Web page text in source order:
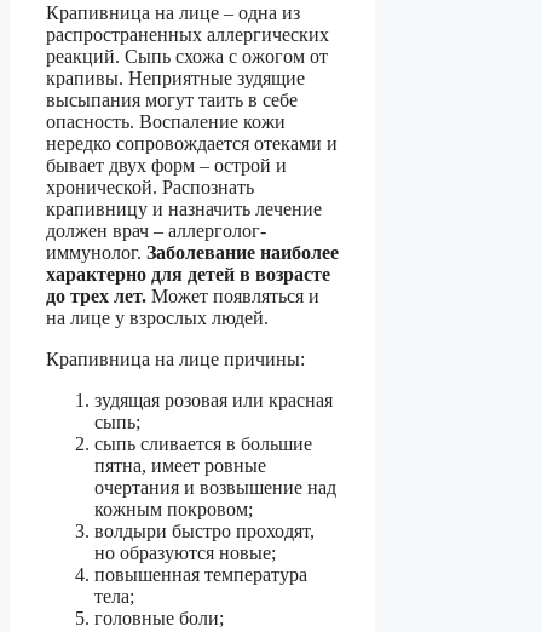
Крапивница на лице – одна из
распространенных аллергических
реакций. Сыпь схожа с ожогом от
крапивы. Неприятные зудящие
высыпания могут таить в себе
опасность. Воспаление кожи
нередко сопровождается отеками и
бывает двух форм – острой и
хронической. Распознать
крапивницу и назначить лечение
должен врач – аллерголог-
иммунолог. Заболевание наиболее
характерно для детей в возрасте
до трех лет. Может появляться и
на лице у взрослых людей.
Крапивница на лице причины:
зудящая розовая или красная
сыпь;
сыпь сливается в большие
пятна, имеет ровные
очертания и возвышение над
кожным покровом;
волдыри быстро проходят,
но образуются новые;
повышенная температура
тела;
головные боли;